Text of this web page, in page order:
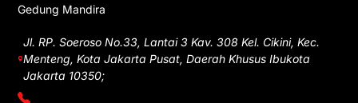
Gedung Mandira
Jl. RP. Soeroso No.33, Lantai 3 Kav. 308 Kel. Cikini, Kec.
Menteng, Kota Jakarta Pusat, Daerah Khusus Ibukota
Jakarta 10350;
(021) 3908026